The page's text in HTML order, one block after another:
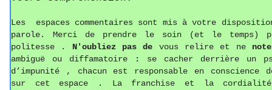
Les espaces commentaires sont mis à votre
parole. Merci de prendre le soin (et le temps)
politesse
. N'oubliez pas de vous relire et ne
ambiguë ou diffamatoire
:
se cacher derrière un
d’impunité , chacun est responsable en
sur cet espace . La franchise et la